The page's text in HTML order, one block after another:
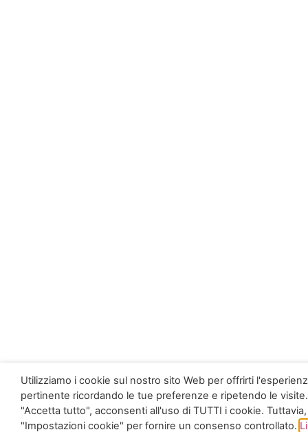
Utilizziamo i cookie sul nostro sito Web per offrirti
pertinente ricordando le tue preferenze e ripetendo le
"Accetta tutto", acconsenti all'uso di TUTTI i cookie.
"Impostazioni cookie" per fornire un consenso controllato.